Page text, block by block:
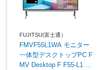
FUJITSU(富士通）
FMVF55L1WA モニター
一体型デスクトップPC F
MV Desktop F F55-L1 ホ